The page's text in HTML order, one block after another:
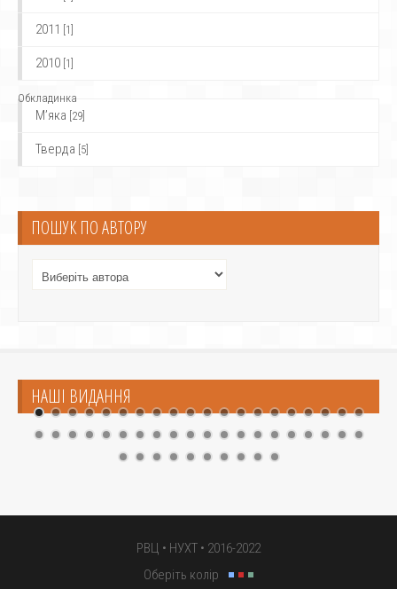
2011 [1]
2010 [1]
Обкладинка
М’яка [29]
Тверда [5]
ПОШУК ПО АВТОРУ
НАШІ ВИДАННЯ
РВЦ • НУХТ • 2016-2022
Оберіть колір